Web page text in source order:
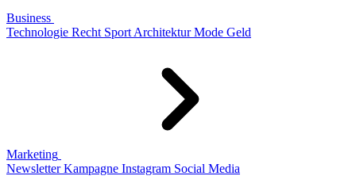
Business
Technologie Recht Sport Architektur Mode Geld
Marketing
Newsletter Kampagne Instagram Social Media